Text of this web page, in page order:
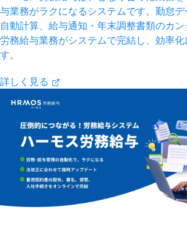
与業務がラクになるシステムです。勤怠
自動計算、給与通知・年末調整書類のカン
労務給与業務がシステムで完結し、効率化
す。
詳しく見る